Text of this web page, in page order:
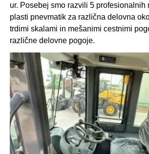
ur. Posebej smo razvili 5 profesionalnih
plasti pnevmatik za različna delovna
trdimi skalami in mešanimi cestnimi
različne delovne pogoje.